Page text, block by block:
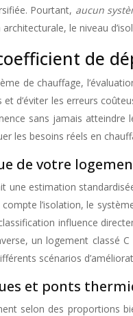
Pourtant, aucun
le niveau
de
de chauffage,
d’éviter les erreurs
sans jamais
les besoins réels en
de votre
une estimation
l’isolation, le
influence
un logement
scénarios
et ponts
selon des